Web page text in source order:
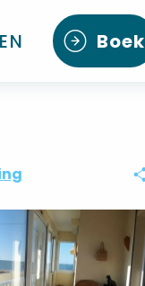
Boek